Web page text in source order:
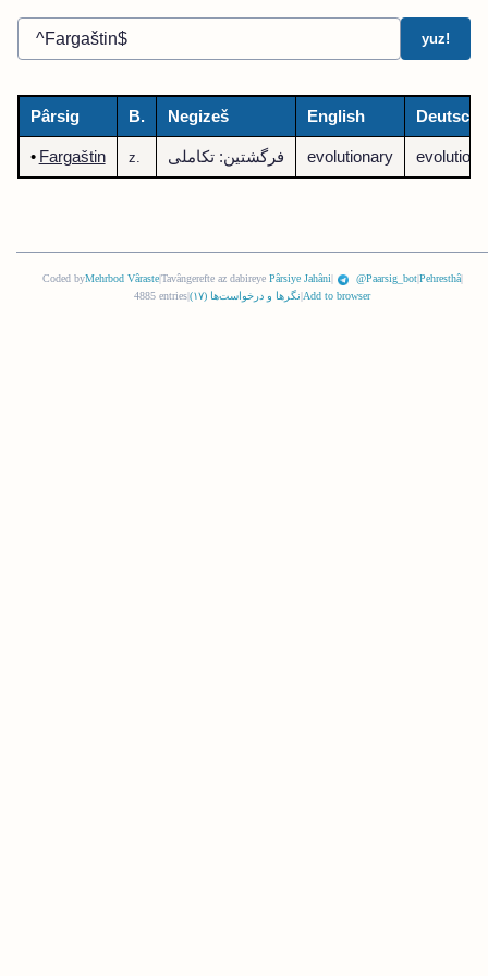
yuz!
Pârsig B. Negizeš English Deutsch
• Fargaštin z. فرگشتین: تکاملی evolutionary
Coded byMehrbod Vâraste|Tavângerefte az dabireye Pârsiye Jahâni| @Paarsig_bot|Pehresthâ|
4885 entries
نگرها و درخواست‌ها (١٧) Add to browser